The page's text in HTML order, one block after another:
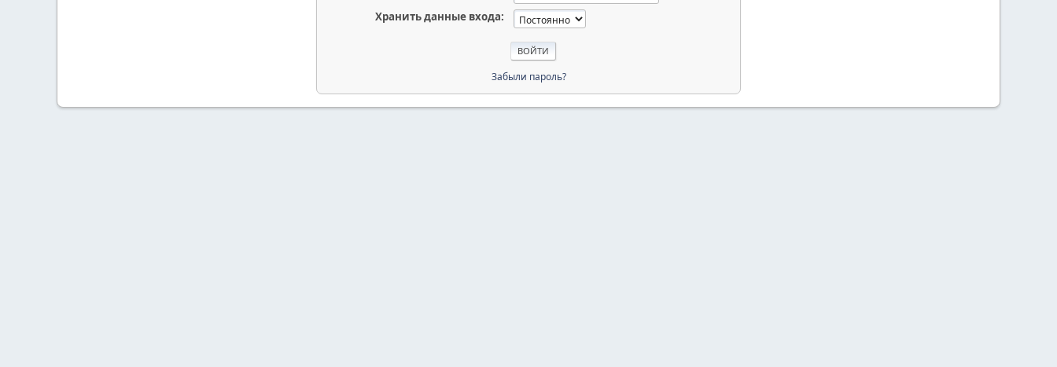
Хранить данные входа:
Забыли пароль?